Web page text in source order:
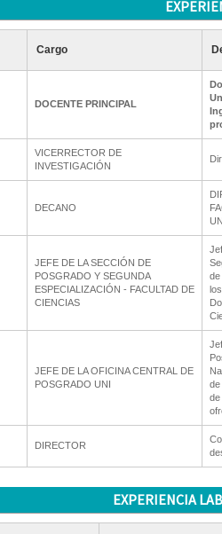
Cargo
DOCENTE PRINCIPAL
VICERRECTOR DE
INVESTIGACIÓN
DECANO
JEFE DE LA SECCIÓN DE
POSGRADO Y SEGUNDA
ESPECIALIZACIÓN - FACULTAD DE
CIENCIAS
de
JEFE DE LA OFICINA CENTRAL DE
POSGRADO UNI
de
DIRECTOR
EXPERIENCIA